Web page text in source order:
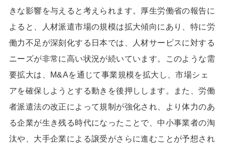
きな影響を与えると考えられます。厚生労働省の報告に
よると、人材派遣市場の規模は拡大傾向にあり、特に労
働力不足が深刻化する日本では、人材サービスに対する
ニーズが非常に高い状況が続いています。このような需
要拡大は、M&Aを通じて事業規模を拡大し、市場シェ
アを確保しようとする動きを後押しします。また、労働
者派遣法の改正によって規制が強化され、より体力のあ
る企業が生き残る時代になったことで、中小事業者の淘
汰や、大手企業による譲受がさらに進むことが予想され